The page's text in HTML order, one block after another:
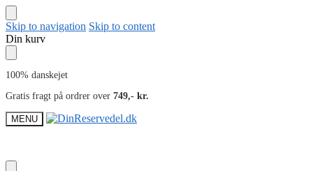
Skip to navigation Skip to content
Din kurv
100% danskejet
Gratis fragt på ordrer over 749,- kr.
MENU